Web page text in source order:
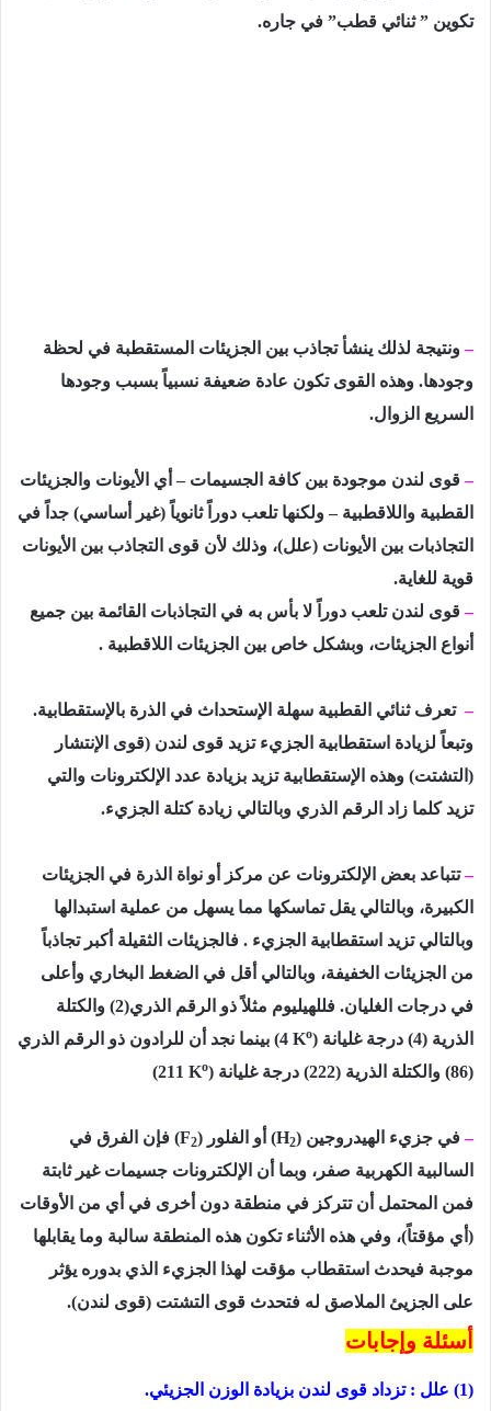
تكوین ” ثنائي قطب” في جاره.
–ونتیجة لذلك ینشأ تجاذب بین الجزیئات المستقطبة في لحظة
وجودھا. وھذه القوى تكون عادة ضعیفة نسبیاً بسبب وجودھا
السریع الزوال.
–قوى لندن موجودة بین كافة الجسیمات – أي الأیونات والجزیئات
القطبیة واللاقطبیة – ولكنھا تلعب دوراً ثانویاً (غیر أساسي) جداً في
التجاذبات بین الأیونات (علل)، وذلك لأن قوى التجاذب بین الأیونات
قویة للغایة.
–قوى لندن تلعب دوراً لا بأس به في التجاذبات القائمة بین جمیع
أنواع الجزیئات، وبشكل خاص بین الجزیئات اللاقطبیة .
–تعرف ثنائي القطبیة سھلة الإستحداث في الذرة بالإستقطابیة.
وتبعاً لزیادة استقطابیة الجزيء تزید قوى لندن (قوى الإنتشار
(التشتت) وھذه الإستقطابیة تزید بزیادة عدد الإلكترونات والتي
تزید كلما زاد الرقم الذري وبالتالي زیادة كتلة الجزيء.
–تتباعد بعض الإلكترونات عن مركز أو نواة الذرة في الجزیئات
الكبیرة، وبالتالي یقل تماسكھا مما یسھل من عملیة استبدالھا
وبالتالي تزید استقطابیة الجزيء . فالجزیئات الثقیلة أكبر تجاذباً
من الجزیئات الخفیفة، وبالتالي أقل في الضغط البخاري وأعلى
في درجات الغلیان. فللھیلیوم مثلاً ذو الرقم الذري(2) والكتلة
الذرية (4) درجة غليانة (4 Ko)
بینما نجد أن للرادون ذو الرقم الذري
(86) والكتلة الذرية (222) درجة غليانة (211 Ko)
–في جزيء الھیدروجین (H2) أو الفلور (F2)
فإن الفرق في
السالبية الكهربية صفر، وبما أن الإلكترونات جسیمات غیر ثابتة
فمن المحتمل أن تتركز في منطقة دون أخرى في أي من الأوقات
(أي مؤقتاً)، وفي ھذه الأثناء تكون ھذه المنطقة سالبة وما یقابلھا
موجبة فیحدث استقطاب مؤقت لھذا الجزيء الذي بدوره یؤثر
على الجزیئ الملاصق له فتحدث قوى التشتت (قوى لندن).
أسئلة وإجابات
(1) علل : تزداد قوى لندن بزیادة الوزن الجزیئي.